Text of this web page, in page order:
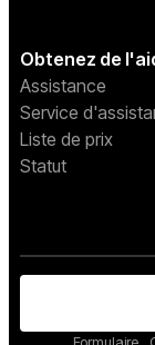
Obtenez de
Assistance
Service
Liste de prix
Statut